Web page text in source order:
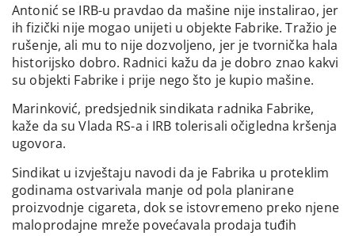
Antonić se IRB-u pravdao da mašine nije instalirao, jer
ih fizički nije mogao unijeti u objekte Fabrike. Tražio je
rušenje, ali mu to nije dozvoljeno, jer je tvornička hala
historijsko dobro. Radnici kažu da je dobro znao kakvi
su objekti Fabrike i prije nego što je kupio mašine.
Marinković, predsjednik sindikata radnika Fabrike,
kaže da su Vlada RS-a i IRB tolerisali očigledna kršenja
ugovora.
Sindikat u izvještaju navodi da je Fabrika u proteklim
godinama ostvarivala manje od pola planirane
proizvodnje cigareta, dok se istovremeno preko njene
maloprodajne mreže povećavala prodaja tuđih